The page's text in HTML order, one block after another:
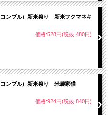
ンブル）新米祭り 新米フクマネキ
価格:528円(税抜 480円)
ンブル）新米祭り 米農家猫
価格:924円(税抜 840円)